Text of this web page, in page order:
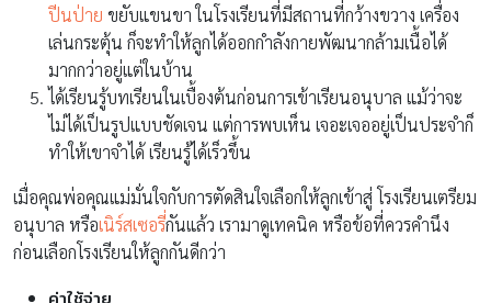
ปีนป่าย ขยับแขนขา ในโรงเรียนที่มีสถานที่กว้างขวาง เครื่อง
เล่นกระตุ้น ก็จะทำให้ลูกได้ออกกำลังกายพัฒนากล้ามเนื้อได้
มากกว่าอยู่แต่ในบ้าน
ได้เรียนรู้บทเรียนในเบื้องต้นก่อนการเข้าเรียนอนุบาล แม้ว่าจะ
ไม่ได้เป็นรูปแบบชัดเจน แต่การพบเห็น เจอะเจออยู่เป็นประจำก็
ทำให้เขาจำได้ เรียนรู้ได้เร็วขึ้น
เมื่อคุณพ่อคุณแม่มั่นใจกับการตัดสินใจเลือกให้ลูกเข้าสู่ โรงเรียนเตรียม
อนุบาล หรือเนิร์สเซอรี่กันแล้ว เรามาดูเทคนิค หรือข้อที่ควรคำนึง
ก่อนเลือกโรงเรียนให้ลูกกันดีกว่า
ค่าใช้จ่าย